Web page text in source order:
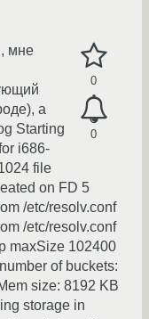
0
0
мне
а
Starting
i686-
file
on FD 5
/etc/resolv.conf
/etc/resolv.conf
maxSize 102400
of buckets:
size: 8192 KB
storage in